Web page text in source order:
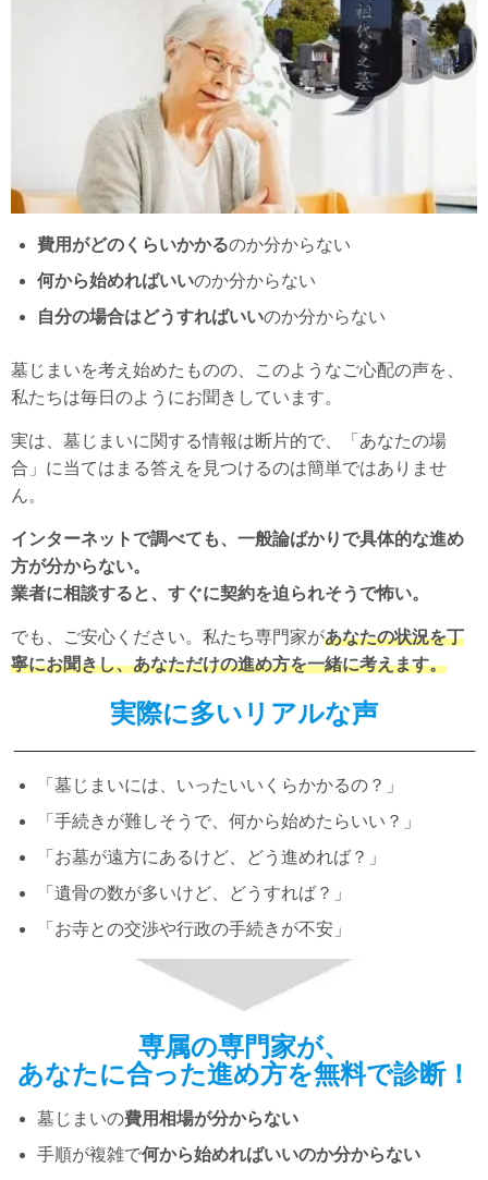
費用がどのくらいかかるのか分からない
何から始めればいいのか分からない
自分の場合はどうすればいいのか分からない
墓じまいを考え始めたものの、このようなご心配の声を、
私たちは毎日のようにお聞きしています。
実は、墓じまいに関する情報は断片的で、「あなたの場
合」に当てはまる答えを見つけるのは簡単ではありませ
ん。
インターネットで調べても、一般論ばかりで具体的な進め
方が分からない。
業者に相談すると、すぐに契約を迫られそうで怖い。
でも、ご安心ください。私たち専門家があなたの状況を丁
寧にお聞きし、あなただけの進め方を一緒に考えます。
実際に多いリアルな声
「墓じまいには、いったいいくらかかるの？」
「手続きが難しそうで、何から始めたらいい？」
「お墓が遠方にあるけど、どう進めれば？」
「遺骨の数が多いけど、どうすれば？」
「お寺との交渉や行政の手続きが不安」
専属の専門家が、
あなたに合った進め方を無料で診断！
墓じまいの費用相場が分からない
手順が複雑で何から始めればいいのか分からない